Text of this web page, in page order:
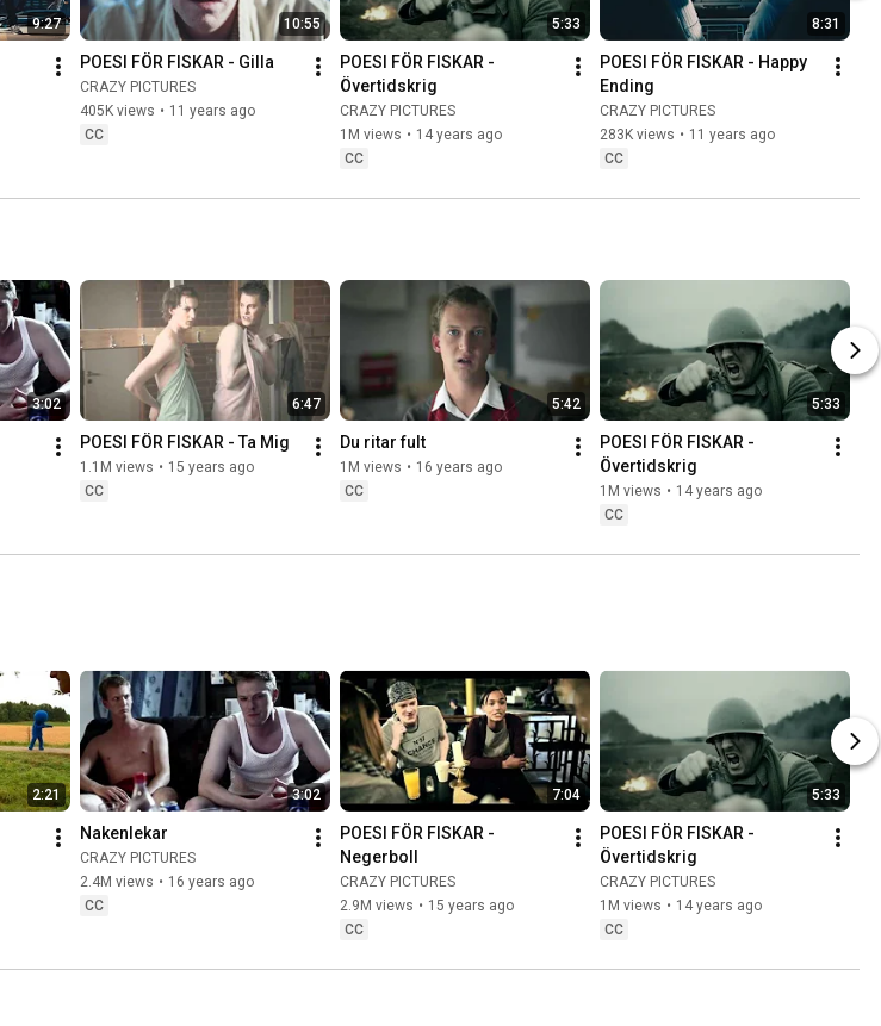
9:27 10:55
POESI FÖR FISKAR - Gilla
CRAZY PICTURES
405K views • 11 years ago
CC
5:33
POESI FÖR FISKAR -
Övertidskrig
CRAZY PICTURES
1M views • 14 years ago
CC
8:31
POESI FÖR FISKAR - Happy
Ending
CRAZY PICTURES
283K views • 11 years ago
CC
3:02 6:47
POESI FÖR FISKAR - Ta Mig
1.1M views • 15 years ago
CC
5:42
Du ritar fult
1M views • 16 years ago
CC
5:33
POESI FÖR FISKAR -
Övertidskrig
1M views • 14 years ago
CC
2:21 3:02
Nakenlekar
CRAZY PICTURES
2.4M views • 16 years ago
CC
7:04
POESI FÖR FISKAR -
Negerboll
CRAZY PICTURES
2.9M views • 15 years ago
CC
5:33
POESI FÖR FISKAR -
Övertidskrig
CRAZY PICTURES
1M views • 14 years ago
CC